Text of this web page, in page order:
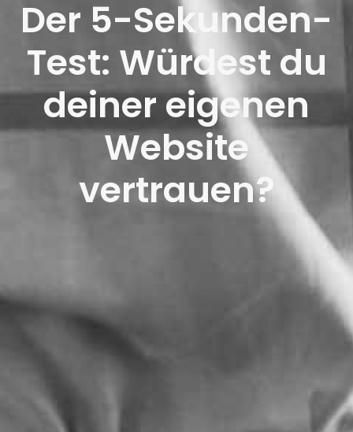
Der 5-Sekunden-
Test: Würdest du
deiner eigenen
Website
vertrauen?